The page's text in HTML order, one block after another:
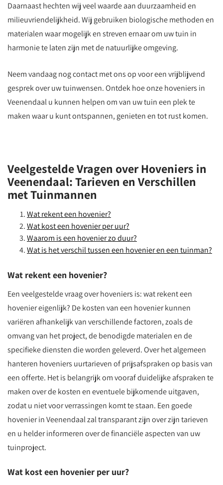
Daarnaast hechten wij veel waarde aan duurzaamheid en
milieuvriendelijkheid. Wij gebruiken biologische methoden en
materialen waar mogelijk en streven ernaar om uw tuin in
harmonie te laten zijn met de natuurlijke omgeving.
Neem vandaag nog contact met ons op voor een vrijblijvend
gesprek over uw tuinwensen. Ontdek hoe onze hoveniers in
Veenendaal u kunnen helpen om van uw tuin een plek te
maken waar u kunt ontspannen, genieten en tot rust komen.
Veelgestelde Vragen over Hoveniers in
Veenendaal: Tarieven en Verschillen
met Tuinmannen
Wat rekent een hovenier?
Wat kost een hovenier per uur?
Waarom is een hovenier zo duur?
Wat is het verschil tussen een hovenier en een tuinman?
Wat rekent een hovenier?
Een veelgestelde vraag over hoveniers is: wat rekent een
hovenier eigenlijk? De kosten van een hovenier kunnen
variëren afhankelijk van verschillende factoren, zoals de
omvang van het project, de benodigde materialen en de
specifieke diensten die worden geleverd. Over het algemeen
hanteren hoveniers uurtarieven of prijsafspraken op basis van
een offerte. Het is belangrijk om vooraf duidelijke afspraken te
maken over de kosten en eventuele bijkomende uitgaven,
zodat u niet voor verrassingen komt te staan. Een goede
hovenier in Veenendaal zal transparant zijn over zijn tarieven
en u helder informeren over de financiële aspecten van uw
tuinproject.
Wat kost een hovenier per uur?